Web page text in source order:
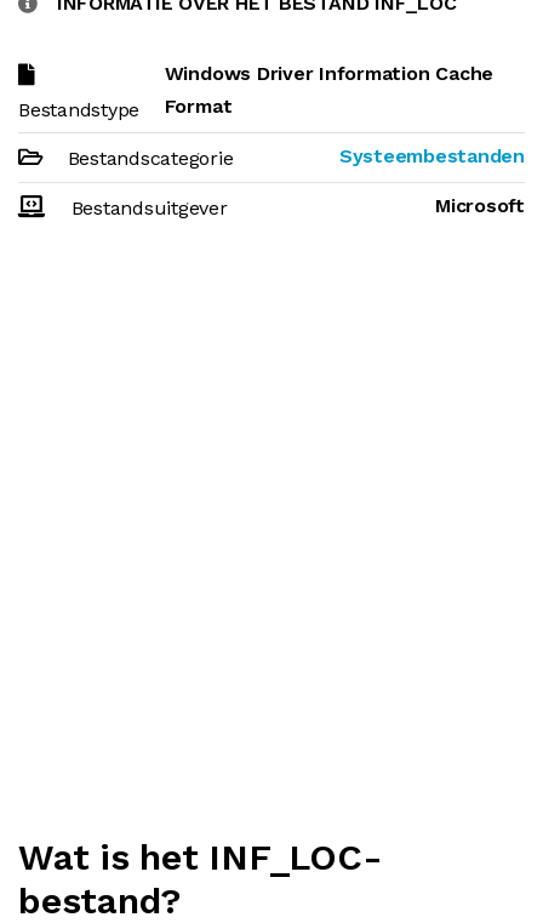
Bestandstype
Windows Driver Information Cache
Format
Bestandscategorie Systeembestanden
Bestandsuitgever Microsoft
Wat is het INF_LOC-
bestand?